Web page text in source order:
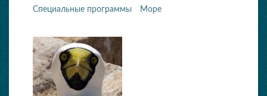
Специальные программы
Море